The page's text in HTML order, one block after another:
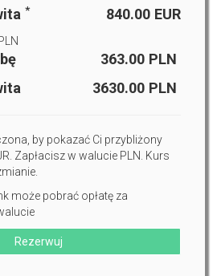
* EUR
840.00
PLN
363.00
PLN
3630.00
by pokazać Ci przybliżony
Zapłacisz w walucie PLN. Kurs
może pobrać opłatę za
Rezerwuj